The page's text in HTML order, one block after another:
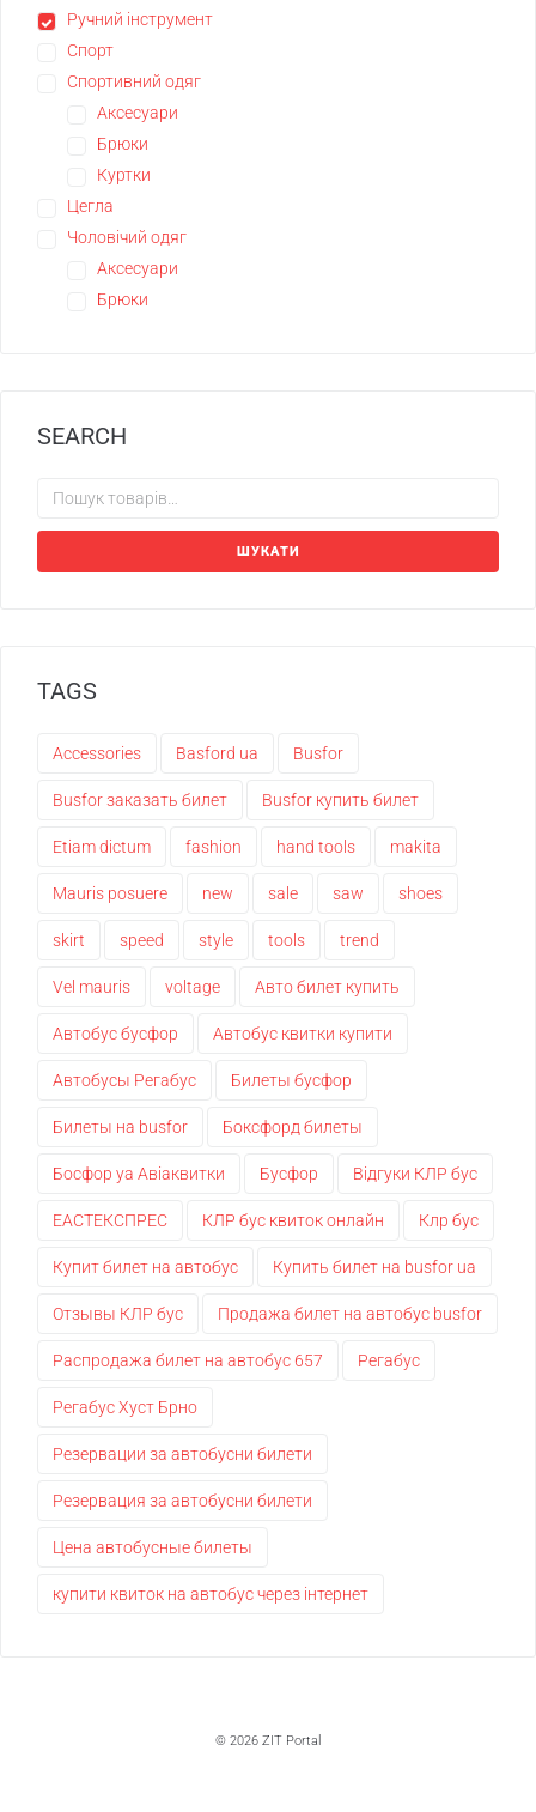
Ручний інструмент
Спорт
Спортивний одяг
Аксесуари
Брюки
Куртки
Цегла
Чоловічий одяг
Аксесуари
Брюки
SEARCH
ШУКАТИ
TAGS
Accessories Basford ua Busfor
Busfor заказать билет Busfor купить билет
Etiam dictum fashion hand tools makita
Mauris posuere new sale saw shoes
skirt speed style tools trend
Vel mauris voltage Авто билет купить
Автобус бусфор Автобус квитки купити
Автобусы Регабус Билеты бусфор
Билеты на busfor Боксфорд билеты
Босфор уа Авіаквитки Бусфор Відгуки КЛР бус
ЕАСТЕКСПРЕС КЛР бус квиток онлайн Клр бус
Купит билет на автобус Купить билет на busfor ua
Отзывы КЛР бус Продажа билет на автобус busfor
Распродажа билет на автобус 657 Регабус
Регабус Хуст Брно
Резервации за автобусни билети
Резервация за автобусни билети
Цена автобусные билеты
купити квиток на автобус через інтернет
© 2026 ZIT Portal